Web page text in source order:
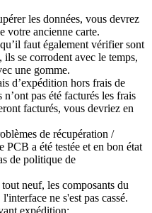
les données, vous devrez
votre ancienne carte.
faut également vérifier sont
ils se corrodent avec le temps,
une gomme.
d’expédition hors frais de
pas été facturés les frais
facturés, vous devriez en
de récupération /
PCB a été testée et en bon état
de politique de
neuf, les composants du
ne s'est pas cassé.